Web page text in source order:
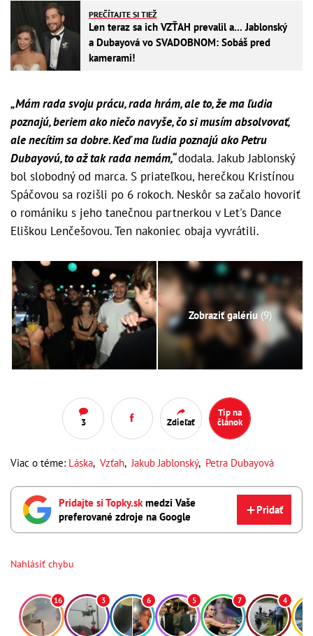
PREČÍTAJTE SI TIEŽ
Len teraz sa ich VZŤAH prevalil a... Jablonský
a Dubayová vo SVADOBNOM: Sobáš pred
kamerami!
„Mám rada svoju prácu, rada hrám, ale to, že ma ľudia
poznajú, beriem ako niečo navyše, čo si musím absolvovať,
ale necítim sa dobre. Keď ma ľudia poznajú ako Petru
Dubayovú, to až tak rada nemám,“dodala. Jakub Jablonský
bol slobodný od marca. S priateľkou, herečkou Kristínou
Spáčovou sa rozišli po 6 rokoch. Neskôr sa začalo hovoriť
o romániku s jeho tanečnou partnerkou v Let's Dance
Eliškou Lenčešovou. Ten nakoniec obaja vyvrátili.
Zobraziť galériu(9)
3 Zdieľať
Tip na
článok
Viac o téme: Láska, Vzťah,Jakub Jablonský, Petra Dubayová
Pridajte si Topky.sk medzi Vaše
preferované zdroje na Google
Pridať
Nahlásiť chybu
16 3 6 5 7 4